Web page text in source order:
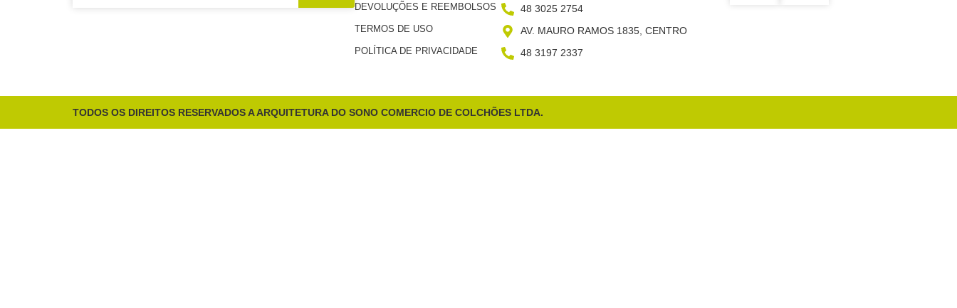
DEVOLUÇÕES E REEMBOLSOS
TERMOS DE USO
POLÍTICA DE PRIVACIDADE
48 3025 2754
AV. MAURO RAMOS 1835, CENTRO
48 3197 2337
TODOS OS DIREITOS RESERVADOS A ARQUITETURA DO SONO COMERCIO DE COLCHÕES LTDA.